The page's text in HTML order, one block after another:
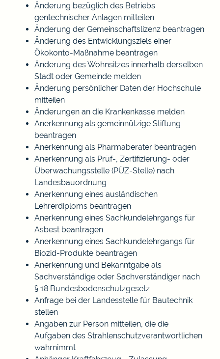
Änderung bezüglich des Betriebs
gentechnischer Anlagen mitteilen
Änderung der Gemeinschaftslizenz beantragen
Änderung des Entwicklungsziels einer
Ökokonto-Maßnahme beantragen
Änderung des Wohnsitzes innerhalb derselben
Stadt oder Gemeinde melden
Änderung persönlicher Daten der Hochschule
mitteilen
Änderungen an die Krankenkasse melden
Anerkennung als gemeinnützige Stiftung
beantragen
Anerkennung als Pharmaberater beantragen
Anerkennung als Prüf-, Zertifizierung- oder
Überwachungsstelle (PÜZ-Stelle) nach
Landesbauordnung
Anerkennung eines ausländischen
Lehrerdiploms beantragen
Anerkennung eines Sachkundelehrgangs für
Asbest beantragen
Anerkennung eines Sachkundelehrgangs für
Biozid-Produkte beantragen
Anerkennung und Bekanntgabe als
Sachverständige oder Sachverständiger nach
§ 18 Bundesbodenschutzgesetz
Anfrage bei der Landesstelle für Bautechnik
stellen
Angaben zur Person mitteilen, die die
Aufgaben des Strahlenschutzverantwortlichen
wahrnimmt